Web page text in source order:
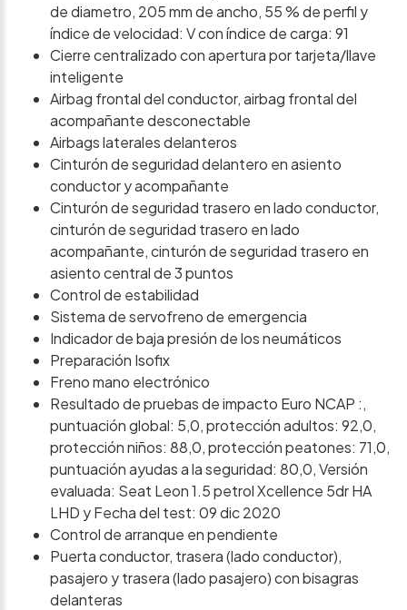
de diametro, 205 mm de ancho, 55 % de perfil y
índice de velocidad: V con índice de carga: 91
Cierre centralizado con apertura por tarjeta/llave
inteligente
Airbag frontal del conductor, airbag frontal del
acompañante desconectable
Airbags laterales delanteros
Cinturón de seguridad delantero en asiento
conductor y acompañante
Cinturón de seguridad trasero en lado conductor,
cinturón de seguridad trasero en lado
acompañante, cinturón de seguridad trasero en
asiento central de 3 puntos
Control de estabilidad
Sistema de servofreno de emergencia
Indicador de baja presión de los neumáticos
Preparación Isofix
Freno mano electrónico
Resultado de pruebas de impacto Euro NCAP :,
puntuación global: 5,0, protección adultos: 92,0,
protección niños: 88,0, protección peatones: 71,0,
puntuación ayudas a la seguridad: 80,0, Versión
evaluada: Seat Leon 1.5 petrol Xcellence 5dr HA
LHD y Fecha del test: 09 dic 2020
Control de arranque en pendiente
Puerta conductor, trasera (lado conductor),
pasajero y trasera (lado pasajero) con bisagras
delanteras